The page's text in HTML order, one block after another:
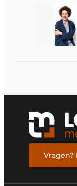
Vragen?